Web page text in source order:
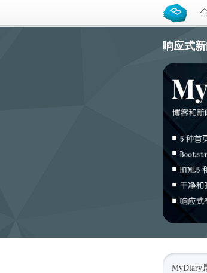
响应式
MyDiary